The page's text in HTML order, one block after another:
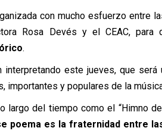
con mucho esfuerzo entre
Rosa Devés y el CEAC, para
.
este jueves, que será
importantes y populares de la
largo del tiempo como el “Himno de
poema es la fraternidad entre